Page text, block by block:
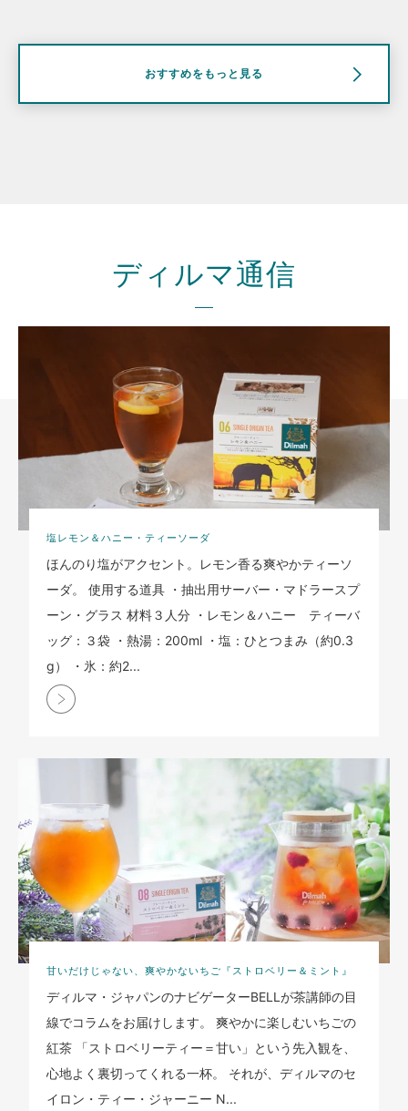
おすすめをもっと見る
ディルマ通信
塩レモン＆ハニー・ティーソーダ
ほんのり塩がアクセント。レモン香る爽やかティーソ
ーダ。 使用する道具 ・抽出用サーバー・マドラースプ
ーン・グラス 材料３人分 ・レモン＆ハニー ティーバ
ッグ：３袋 ・熱湯：200ml ・塩：ひとつまみ（約0.3
g） ・氷：約2...
甘いだけじゃない、爽やかないちご『ストロベリー＆ミント』
ディルマ・ジャパンのナビゲーターBELLが茶講師の目
線でコラムをお届けします。 爽やかに楽しむいちごの
紅茶 「ストロベリーティー＝甘い」という先入観を、
心地よく裏切ってくれる一杯。 それが、ディルマのセ
イロン・ティー・ジャーニー N...